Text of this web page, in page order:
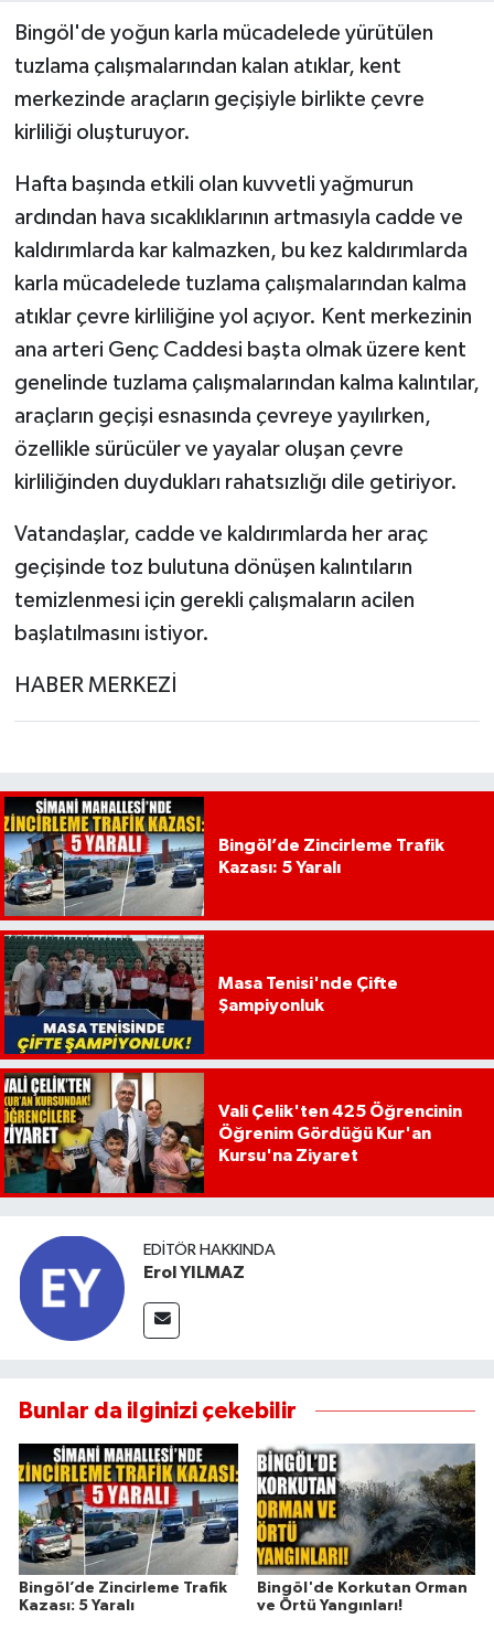
Bingöl'de yoğun karla mücadelede yürütülen
tuzlama çalışmalarından kalan atıklar, kent
merkezinde araçların geçişiyle birlikte çevre
kirliliği oluşturuyor.
Hafta başında etkili olan kuvvetli yağmurun
ardından hava sıcaklıklarının artmasıyla cadde ve
kaldırımlarda kar kalmazken, bu kez kaldırımlarda
karla mücadelede tuzlama çalışmalarından kalma
atıklar çevre kirliliğine yol açıyor. Kent merkezinin
ana arteri Genç Caddesi başta olmak üzere kent
genelinde tuzlama çalışmalarından kalma kalıntılar,
araçların geçişi esnasında çevreye yayılırken,
özellikle sürücüler ve yayalar oluşan çevre
kirliliğinden duydukları rahatsızlığı dile getiriyor.
Vatandaşlar, cadde ve kaldırımlarda her araç
geçişinde toz bulutuna dönüşen kalıntıların
temizlenmesi için gerekli çalışmaların acilen
başlatılmasını istiyor.
HABER MERKEZİ
Bingöl’de Zincirleme Trafik
Kazası: 5 Yaralı
Masa Tenisi'nde Çifte
Şampiyonluk
Vali Çelik'ten 425 Öğrencinin
Öğrenim Gördüğü Kur'an
Kursu'na Ziyaret
EDITÖR HAKKINDA
Erol YILMAZ
Bunlar da ilginizi çekebilir
Bingöl’de Zincirleme Trafik
Kazası: 5 Yaralı
Bingöl'de Korkutan Orman
ve Örtü Yangınları!
SPOR
YEDİSU